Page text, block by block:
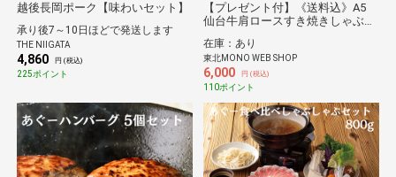
越後長岡ポーク【味わいセット】
承り後7～10日ほどで発送します
THE NIIGATA
4,860 円 (税込)
225ポイント
【プレゼント付】《送料込》A5
仙台牛肩ロースすき焼きしゃぶし
150ｇプレゼント（栄和）
在庫：あり
東北MONO WEB SHOP
6,000 円 (税込)
110ポイント